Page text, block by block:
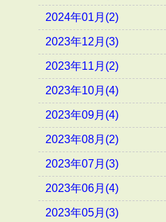
2024年01月(2)
2023年12月(3)
2023年11月(2)
2023年10月(4)
2023年09月(4)
2023年08月(2)
2023年07月(3)
2023年06月(4)
2023年05月(3)